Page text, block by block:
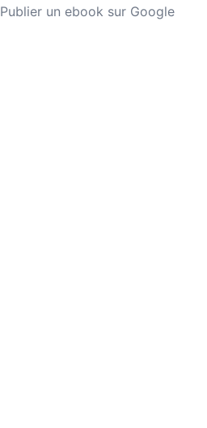
Publier un ebook sur Google